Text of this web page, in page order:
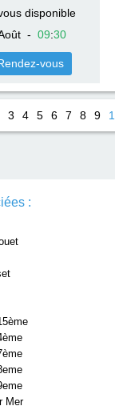
disponible
- 09:30
vous
3 4 5 6 7 8 9
:
Mer